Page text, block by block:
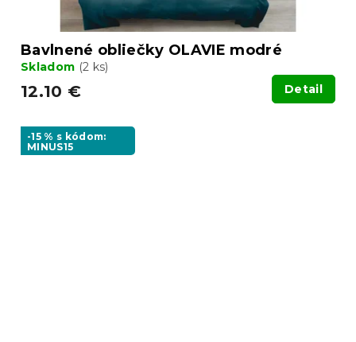
Bavlnené obliečky OLAVIE modré
Skladom (2 ks)
12.10 € Detail
-15 % s kódom:
MINUS15